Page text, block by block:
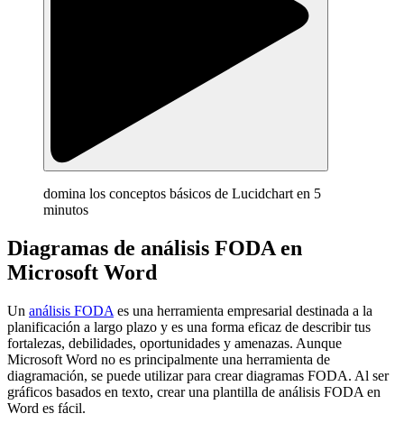
domina los conceptos básicos de Lucidchart en 5
minutos
Diagramas de análisis FODA en
Microsoft Word
Un análisis FODA es una herramienta empresarial destinada a la
planificación a largo plazo y es una forma eficaz de describir tus
fortalezas, debilidades, oportunidades y amenazas. Aunque
Microsoft Word no es principalmente una herramienta de
diagramación, se puede utilizar para crear diagramas FODA. Al ser
gráficos basados en texto, crear una plantilla de análisis FODA en
Word es fácil.